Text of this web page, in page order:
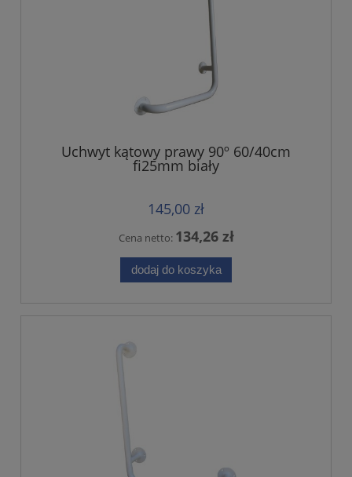
Uchwyt kątowy prawy 90º 60/40cm
fi25mm biały
145,00 zł
Cena netto: 134,26 zł
dodaj do koszyka